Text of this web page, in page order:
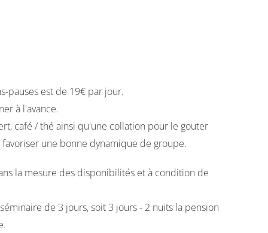
pauses est de 19€ par jour.
à l'avance.
café / thé ainsi qu'une collation pour le gouter
une bonne dynamique de groupe.
la mesure des disponibilités et à condition de
de 3 jours, soit 3 jours - 2 nuits la pension